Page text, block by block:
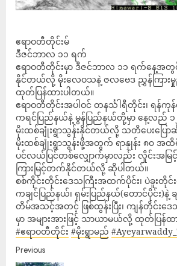
ဧရာဝတီတိုင်းမ်
ဒီဇင်ဘာလ ၁၁ ရက်
ဧရာဝတီတိုင်းမှာ ဒီဇင်ဘာလ ၁၁ ရက်နေ့အတွင်
နိုင်တယ်လို့ မိုးလေဝသနဲ့ ဇလဗေဒ ညွှန်ကြားမှု
ထုတ်ပြန်ထားပါတယ်။
ဧရာဝတီတိုင်းအပါဝင် တနင်္သါရီတိုင်း၊ ရန်ကု
ကရင်ပြည်နယ်နဲ့ မွန်ပြည်နယ်တို့မှာ နေ့လည်
မိုးထစ်ချုံးရွာသွန်းနိုင်တယ်လို့ သတိပေးပြော
မိုးထစ်ချုံးရွာသွန်းဖို့အတွက် ရာနှုန်း ၈၀ အထိ
ပင်လယ်ပြင်တစ်လျှောက်မှာလည်း လှိုင်းအမြ
ကြားမြင့်တက်နိုင်တယ်လို့ ဆိုပါတယ်။
စစ်ကိုင်းတိုင်းဒေသကြီးအထက်ပိုင်း၊ ပဲခူးတိုင်း
ကချင်ပြည်နယ်၊ ရှမ်းပြည်နယ်(တောင်ပိုင်း)နဲ့
တိမ်အသင့်အတင့် ဖြစ်ထွန်းပြီး၊ ကျန်တိုင်းဒ
မှာ အများအားဖြင့် သာယာမယ်လို့ ထုတ်ပြန်ထ
#ဧရာဝတီတိုင်း #မိုးရွာမည်
Previous